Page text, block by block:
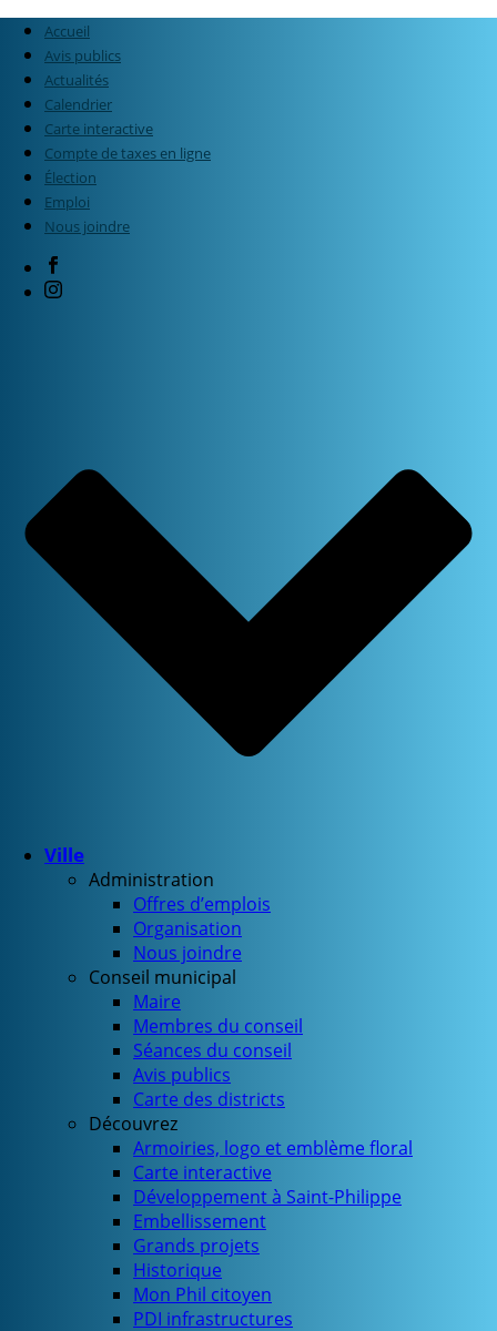
Accueil
Avis publics
Actualités
Calendrier
Carte interactive
Compte de taxes en ligne
Élection
Emploi
Nous joindre
Ville
Administration
Offres d’emplois
Organisation
Nous joindre
Conseil municipal
Maire
Membres du conseil
Séances du conseil
Avis publics
Carte des districts
Découvrez
Armoiries, logo et emblème floral
Carte interactive
Développement à Saint-Philippe
Embellissement
Grands projets
Historique
Mon Phil citoyen
PDI infrastructures